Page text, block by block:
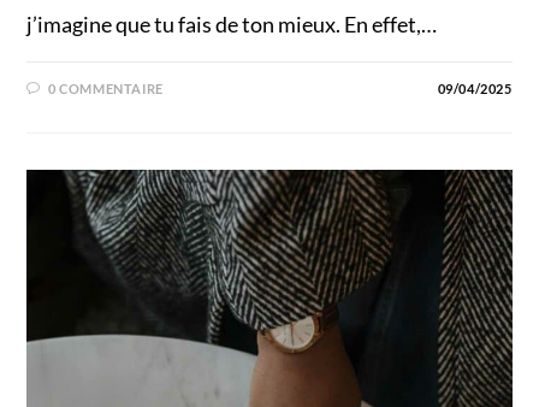
j’imagine que tu fais de ton mieux. En effet,…
0 COMMENTAIRE 09/04/2025